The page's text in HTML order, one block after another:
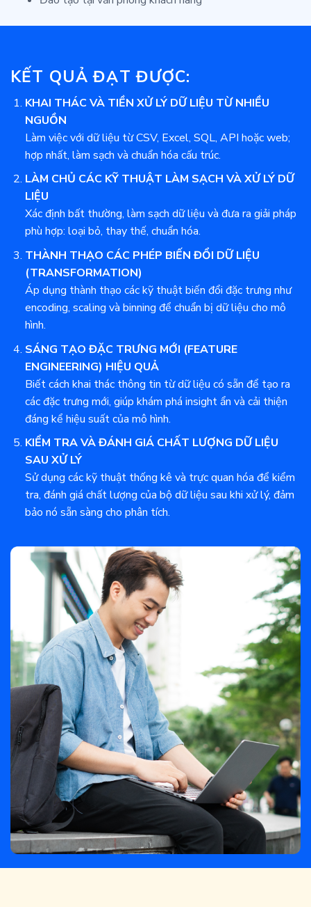
KẾT QUẢ ĐẠT ĐƯỢC:
KHAI THÁC VÀ TIỀN XỬ LÝ DỮ LIỆU TỪ NHIỀU
NGUỒN
Làm việc với dữ liệu từ CSV, Excel, SQL, API hoặc web;
hợp nhất, làm sạch và chuẩn hóa cấu trúc.
LÀM CHỦ CÁC KỸ THUẬT LÀM SẠCH VÀ XỬ LÝ DỮ
LIỆU
Xác định bất thường, làm sạch dữ liệu và đưa ra giải pháp
phù hợp: loại bỏ, thay thế, chuẩn hóa.
THÀNH THẠO CÁC PHÉP BIẾN ĐỔI DỮ LIỆU
(TRANSFORMATION)
Áp dụng thành thạo các kỹ thuật biến đổi đặc trưng như
encoding, scaling và binning để chuẩn bị dữ liệu cho mô
hình.
SÁNG TẠO ĐẶC TRƯNG MỚI (FEATURE
ENGINEERING) HIỆU QUẢ
Biết cách khai thác thông tin từ dữ liệu có sẵn để tạo ra
các đặc trưng mới, giúp khám phá insight ẩn và cải thiện
đáng kể hiệu suất của mô hình.
KIỂM TRA VÀ ĐÁNH GIÁ CHẤT LƯỢNG DỮ LIỆU
SAU XỬ LÝ
Sử dụng các kỹ thuật thống kê và trực quan hóa để kiểm
tra, đánh giá chất lượng của bộ dữ liệu sau khi xử lý, đảm
bảo nó sẵn sàng cho phân tích.